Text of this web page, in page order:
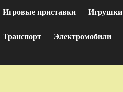
Игровые приставки Игрушки
Транспорт Электромобили